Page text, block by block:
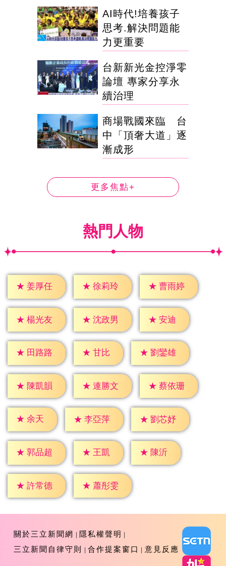
AI時代!培養孩子
思考.解決問題能
力更重要
台新新光金控淨零
論壇 專家分享永
續治理
商場戰國來臨 台
中「頂奢大道」逐
漸成形
更多焦點+
熱門人物
★ 姜厚任 ★ 徐莉玲 ★ 曹雨婷
★ 楊光友 ★ 沈政男 ★ 安迪
★ 田路路 ★ 甘比 ★ 劉鑾雄
★ 陳凱韻 ★ 連勝文 ★ 蔡依珊
★ 余天 ★ 李亞萍 ★ 劉芯妤
★ 郭品超 ★ 王凱 ★ 陳沂
★ 許常德 ★ 蕭彤雯
關於三立新聞網
隱私權聲明
三立新聞自律守則
合作提案窗口 意見反應